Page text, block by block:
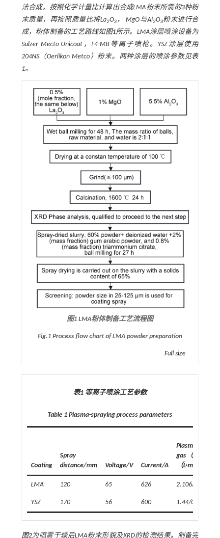
法合成，按照化学计量比计算出合成LMA粉末所需的3种粉
末质量，再按照质量比将La2O3， MgO与Al2O3粉末进行合
成，粉体制备的工艺路线如图1所示。LMA涂层喷涂设备为
Sulzer Mecto Unicoat，F4-MB等离子喷枪。YSZ涂层使用
204NS（Oerlikon Metco）粉末。两种涂层的喷涂参数见表
1。
图1 LMA粉体制备工艺流程图
Fig.1 Process flow chart of LMA powder preparation
Full size
表1 等离子喷涂工艺参数
Table 1 Plasma-spraying process parameters
Coating
Spray
distance/mm
Voltage/V Current/A
Plasma
gas（Ar/H
（L·min
LMA 120 65 626 2.106/0.606
YSZ 170 56 600 1.44/0.39
图2为喷雾干燥后LMA粉末形貌及XRD的检测结果。制备完